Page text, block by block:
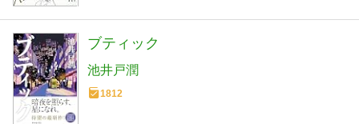
ブティック
池井戸潤
1812